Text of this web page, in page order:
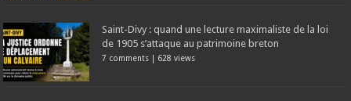
Saint-Divy : quand une lecture maximaliste de la loi
de 1905 s’attaque au patrimoine breton
7 comments | 628 views